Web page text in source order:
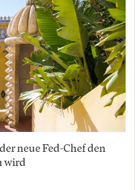
neue Fed-Chef den
wird